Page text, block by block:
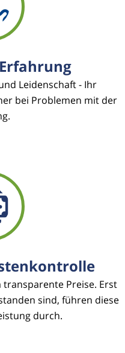
Leidenschaft - Ihr
bei Problemen mit der
Preise. Erst
sind, führen diese
durch.